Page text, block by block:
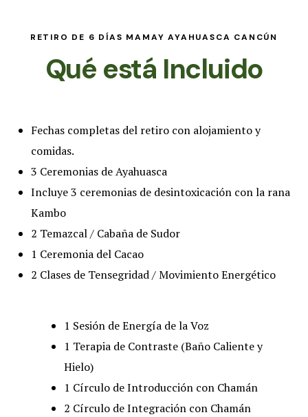
RETIRO DE 6 DÍAS MAMAY AYAHUASCA CANCÚN
Qué está Incluido
Fechas completas del retiro con alojamiento y
comidas.
3 Ceremonias de Ayahuasca
Incluye 3 ceremonias de desintoxicación con la rana
Kambo
2 Temazcal / Cabaña de Sudor
1 Ceremonia del Cacao
2 Clases de Tensegridad / Movimiento Energético
1 Sesión de Energía de la Voz
1 Terapia de Contraste (Baño Caliente y
Hielo)
1 Círculo de Introducción con Chamán
2 Círculo de Integración con Chamán